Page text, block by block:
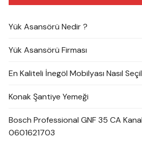
Yük Asansörü Nedir ?
Yük Asansörü Firması
En Kaliteli İnegöl Mobilyası Nasıl
Konak Şantiye Yemeği
Bosch Professional GNF 35 CA
0601621703